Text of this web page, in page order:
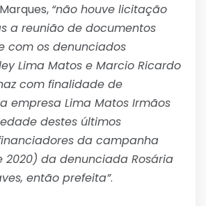
“não houve licitação
a reunião de documentos
com os denunciados
Lima Matos e Marcio Ricardo
com finalidade de
empresa Lima Matos Irmãos
destes últimos
da campanha
2020) da denunciada Rosária
então prefeita”.